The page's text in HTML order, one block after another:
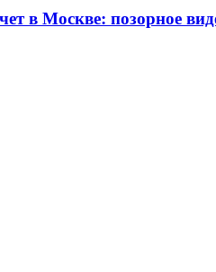
в Москве: позорное